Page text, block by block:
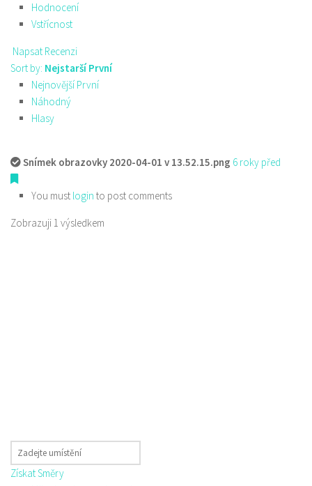
Hodnocení
Vstřícnost
Napsat Recenzi
Sort by: Nejstarší První
Nejnovější První
Náhodný
Hlasy
Snímek obrazovky 2020-04-01 v 13.52.15.png 6 roky před
You must login to post comments
Zobrazuji 1 výsledkem
Získat Směry